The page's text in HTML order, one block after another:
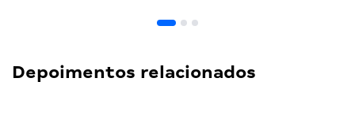
Depoimentos relacionados